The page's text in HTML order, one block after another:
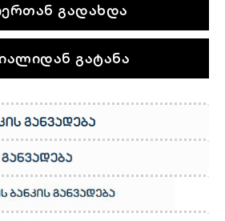
გადახდა
გატანა